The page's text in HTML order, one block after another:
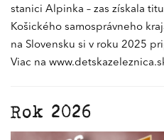
stanici Alpinka – zas získala
Košického samosprávneho
na Slovensku si v roku 2025
Viac na
Rok 2026